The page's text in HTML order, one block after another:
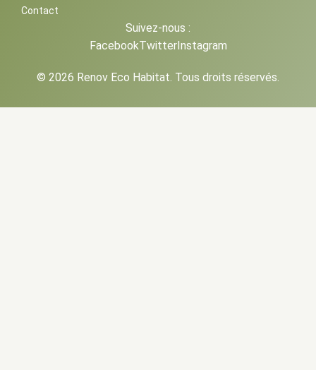
Contact
Suivez-nous :
FacebookTwitterInstagram
© 2026 Renov Eco Habitat. Tous droits réservés.